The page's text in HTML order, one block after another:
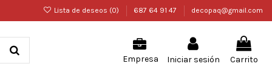
Lista de deseos (0) 687 64 91 47 decopaq@gmail.com
Empresa Iniciar sesión Carrito